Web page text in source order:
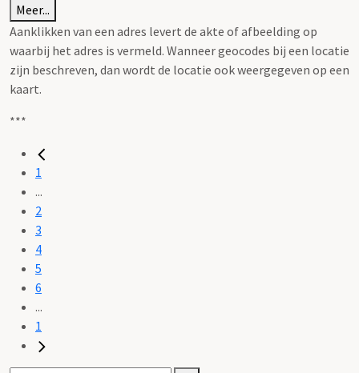
Meer...
Aanklikken van een adres levert de akte of afbeelding op
waarbij het adres is vermeld. Wanneer geocodes bij een locatie
zijn beschreven, dan wordt de locatie ook weergegeven op een
kaart.
***
1
...
2
3
4
5
6
...
1